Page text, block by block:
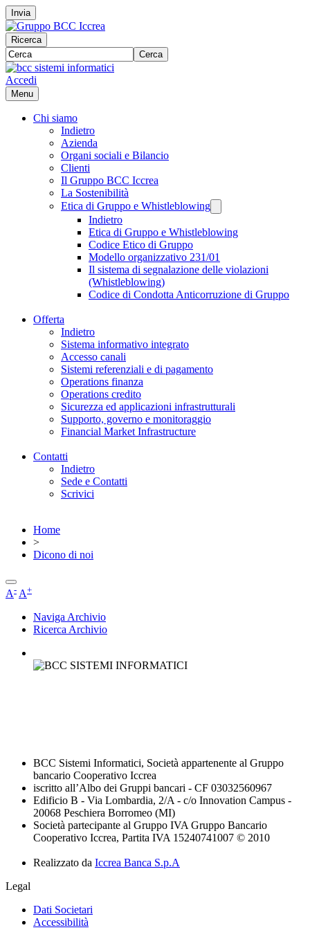
Invia
Ricerca
Cerca
Accedi
Menu
Chi siamo
Indietro
Azienda
Organi sociali e Bilancio
Clienti
Il Gruppo BCC Iccrea
La Sostenibilità
Etica di Gruppo e Whistleblowing
Indietro
Etica di Gruppo e Whistleblowing
Codice Etico di Gruppo
Modello organizzativo 231/01
Il sistema di segnalazione delle violazioni
(Whistleblowing)
Codice di Condotta Anticorruzione di Gruppo
Offerta
Indietro
Sistema informativo integrato
Accesso canali
Sistemi referenziali e di pagamento
Operations finanza
Operations credito
Sicurezza ed applicazioni infrastrutturali
Supporto, governo e monitoraggio
Financial Market Infrastructure
Contatti
Indietro
Sede e Contatti
Scrivici
Home
>
Dicono di noi
A- A+
Naviga Archivio
Ricerca Archivio
BCC Sistemi Informatici, Società appartenente al Gruppo
bancario Cooperativo Iccrea
iscritto all’Albo dei Gruppi bancari - CF 03032560967
Edificio B - Via Lombardia, 2/A - c/o Innovation Campus -
20068 Peschiera Borromeo (MI)
Società partecipante al Gruppo IVA Gruppo Bancario
Cooperativo Iccrea, Partita IVA 15240741007 © 2010
Realizzato da Iccrea Banca S.p.A
Legal
Dati Societari
Accessibilità